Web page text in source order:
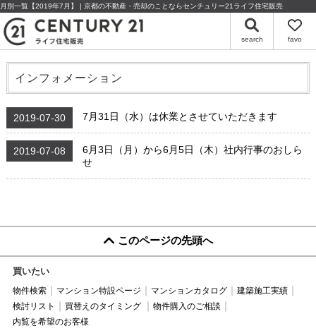
月別一覧【2019年7月】 | 京都の不動産・売却のことならセンチュリー21ライフ住宅販売
search favo
インフォメーション
2019-07-30 7月31日（水）は休業とさせていただきます
2019-07-08
6月3日（月）から6月5日（木）社内行事のおしら
せ
このページの先頭へ
買いたい
物件検索 マンション特設ページ マンションカタログ
建築施工実績
検討リスト
買替えのタイミング
物件購入のご相談
内覧を希望のお客様